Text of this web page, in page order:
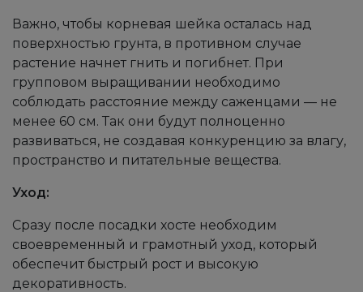
Важно, чтобы корневая шейка осталась над
поверхностью грунта, в противном случае
растение начнет гнить и погибнет. При
групповом выращивании необходимо
соблюдать расстояние между саженцами — не
менее 60 см. Так они будут полноценно
развиваться, не создавая конкуренцию за влагу,
пространство и питательные вещества.
Уход:
Сразу после посадки хосте необходим
своевременный и грамотный уход, который
обеспечит быстрый рост и высокую
декоративность.